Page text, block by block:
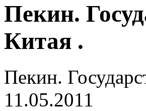
Пекин.
Китая .
Пекин.
11.05.2011